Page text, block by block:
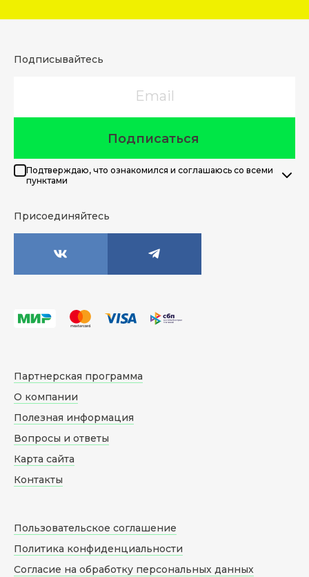
Подписывайтесь
Подписаться
Подтверждаю, что ознакомился и соглашаюсь со всеми
пунктами
Присоединяйтесь
Партнерская программа
О компании
Полезная информация
Вопросы и ответы
Карта сайта
Контакты
Пользовательское соглашение
Политика конфиденциальности
Согласие на обработку персональных данных